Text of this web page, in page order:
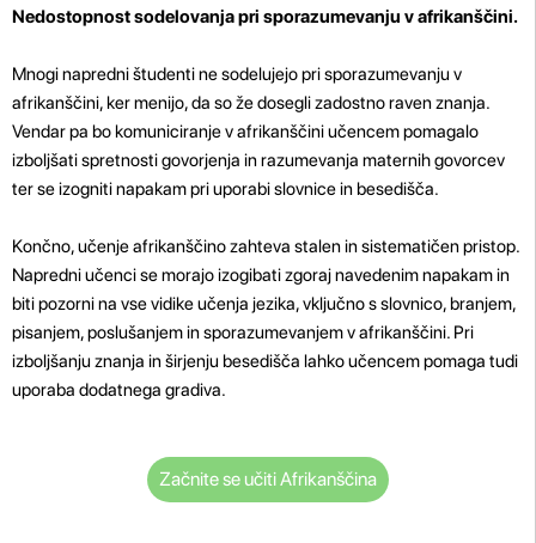
Nedostopnost sodelovanja pri sporazumevanju v afrikanščini.
Mnogi napredni študenti ne sodelujejo pri sporazumevanju v
afrikanščini, ker menijo, da so že dosegli zadostno raven znanja.
Vendar pa bo komuniciranje v afrikanščini učencem pomagalo
izboljšati spretnosti govorjenja in razumevanja maternih govorcev
ter se izogniti napakam pri uporabi slovnice in besedišča.
Končno, učenje afrikanščino zahteva stalen in sistematičen pristop.
Napredni učenci se morajo izogibati zgoraj navedenim napakam in
biti pozorni na vse vidike učenja jezika, vključno s slovnico, branjem,
pisanjem, poslušanjem in sporazumevanjem v afrikanščini. Pri
izboljšanju znanja in širjenju besedišča lahko učencem pomaga tudi
uporaba dodatnega gradiva.
Začnite se učiti Afrikanščina